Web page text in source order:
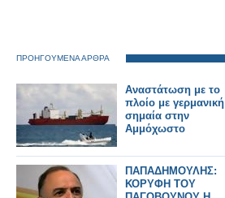
ΠΡΟΗΓΟΥΜΕΝΑ ΑΡΘΡΑ
Aναστάτωση με το
πλοίο με γερμανική
σημαία στην
Αμμόχωστο
ΠΑΠΑΔΗΜΟΥΛΗΣ:
ΚΟΡΥΦΗ ΤΟΥ